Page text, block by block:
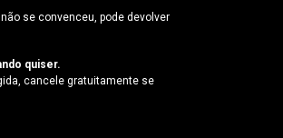
se convenceu, pode devolver
quiser.
cancele gratuitamente se